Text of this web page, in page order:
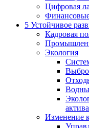
Цифровая
5 Устойчивое
Кадровая
Экология
Изменение